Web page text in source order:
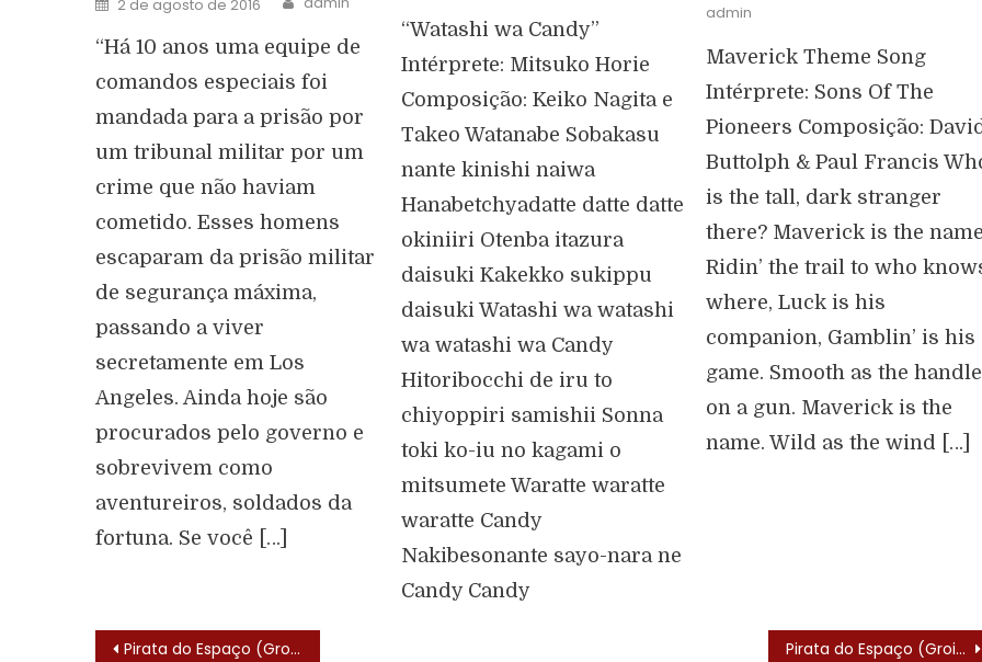
2 de agosto de 2016
“Há 10 anos uma equipe de
comandos especiais foi
mandada para a prisão por
um tribunal militar por um
crime que não haviam
cometido. Esses homens
escaparam da prisão militar
de segurança máxima,
passando a viver
secretamente em Los
Angeles. Ainda hoje são
procurados pelo governo e
sobrevivem como
aventureiros, soldados da
fortuna. Se você […]
“Watashi wa Candy”
Intérprete: Mitsuko Horie
Composição: Keiko Nagita e
Takeo Watanabe Sobakasu
nante kinishi naiwa
Hanabetchyadatte datte datte
okiniiri Otenba itazura
daisuki Kakekko sukippu
daisuki Watashi wa watashi
wa watashi wa Candy
Hitoribocchi de iru to
chiyoppiri samishii Sonna
toki ko-iu no kagami o
mitsumete Waratte waratte
waratte Candy
Nakibesonante sayo-nara ne
Candy Candy
admin
Maverick Theme Song
Intérprete: Sons Of The
Pioneers Composição:
Buttolph & Paul Francis
is the tall, dark stranger
there? Maverick is the
Ridin’ the trail to who
where, Luck is his
companion, Gamblin’ is his
game. Smooth as the handle
on a gun. Maverick is the
name. Wild as the wind […]
Pirata do Espaço (Groizer X – 1976) – Lista de Episódios Pirata do Espaço (Groizer X – 1976) – Elenco